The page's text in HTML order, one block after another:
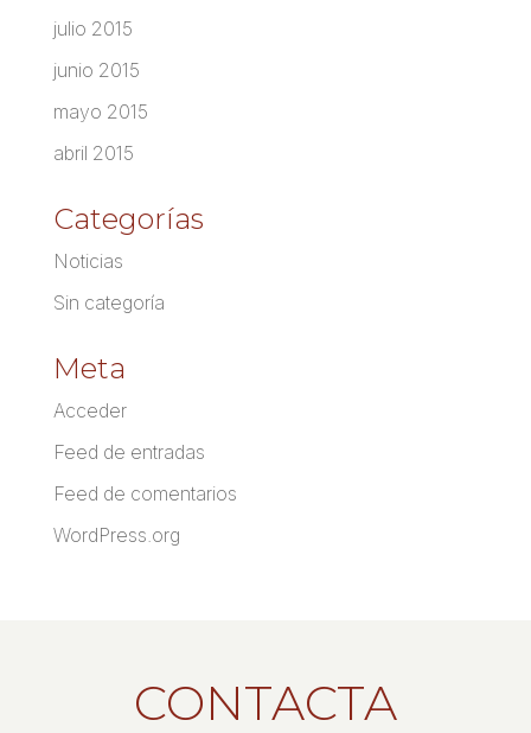
julio 2015
junio 2015
mayo 2015
abril 2015
Categorías
Noticias
Sin categoría
Meta
Acceder
Feed de entradas
Feed de comentarios
WordPress.org
CONTACTA